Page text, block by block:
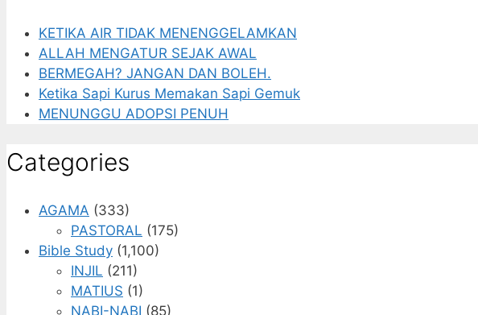
KETIKA AIR TIDAK MENENGGELAMKAN
ALLAH MENGATUR SEJAK AWAL
BERMEGAH? JANGAN DAN BOLEH.
Ketika Sapi Kurus Memakan Sapi Gemuk
MENUNGGU ADOPSI PENUH
Categories
AGAMA (333)
PASTORAL (175)
Bible Study (1,100)
INJIL (211)
MATIUS (1)
NABI-NABI (85)